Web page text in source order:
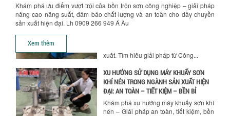
Khám phá ưu điểm vượt trội của bồn trộn sơn công nghiệp – giải pháp
nâng cao năng suất, đảm bảo chất lượng và an toàn cho dây chuyền
sản xuất hiện đại. Lh 0909 266 949 Á Âu
Xem thêm
ưu chi phí, nâng cao chất lượng sản
xuất. Tìm hiểu giải pháp từ Công...
ĐẠI: AN TOÀN – TIẾT KIỆM – BỀN BỈ
nén – Giải pháp an toàn, tiết kiệm, bền
bỉ cho sản xuất sơn công nghiệp...
CÓ NÊN ĐẦU TƯ MÁY NGHIỀN DUNG MÔI
GIÁ RẺ CHO NGÀNH HÓA CHẤT?